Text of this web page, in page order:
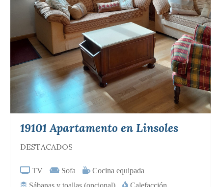
19101 Apartamento en Linsoles
DESTACADOS